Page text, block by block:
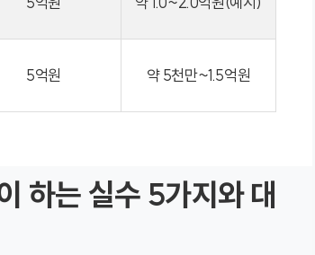
5억원 약 5천만~1.5억원
하는 실수 5가지와 대